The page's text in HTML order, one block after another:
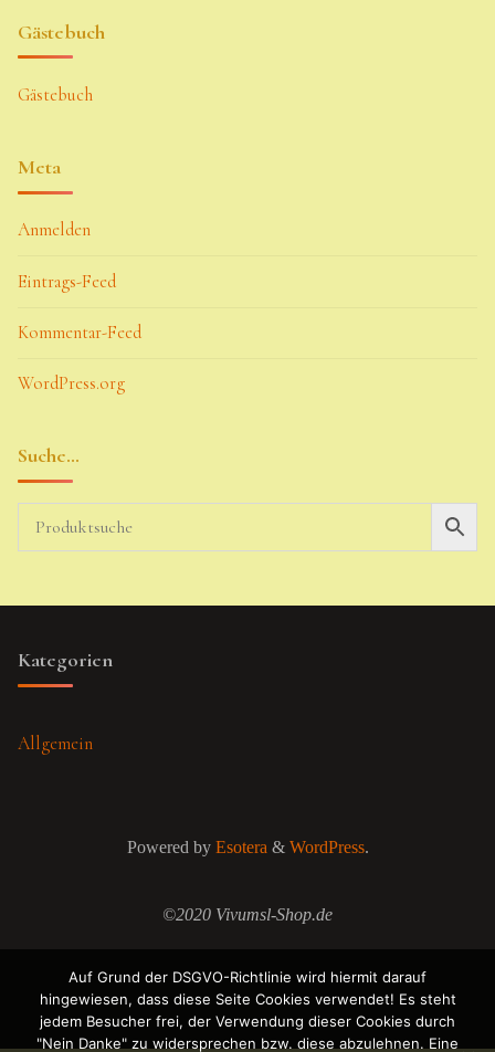
Gästebuch
Gästebuch
Meta
Anmelden
Eintrags-Feed
Kommentar-Feed
WordPress.org
Suche…
Kategorien
Allgemein
Powered byEsotera& WordPress.
©2020 Vivumsl-Shop.de
Auf Grund der DSGVO-Richtlinie wird hiermit darauf
hingewiesen, dass diese Seite Cookies verwendet! Es steht
jedem Besucher frei, der Verwendung dieser Cookies durch
"Nein Danke" zu widersprechen bzw. diese abzulehnen. Eine